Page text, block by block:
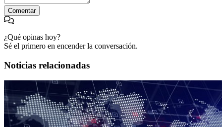
Comentar
¿Qué opinas hoy?
Sé el primero en encender la conversación.
Noticias relacionadas